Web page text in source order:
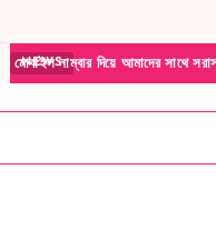
NEWS সাথে সরাসরি কথা বলুন|